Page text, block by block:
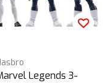
Legends 3-